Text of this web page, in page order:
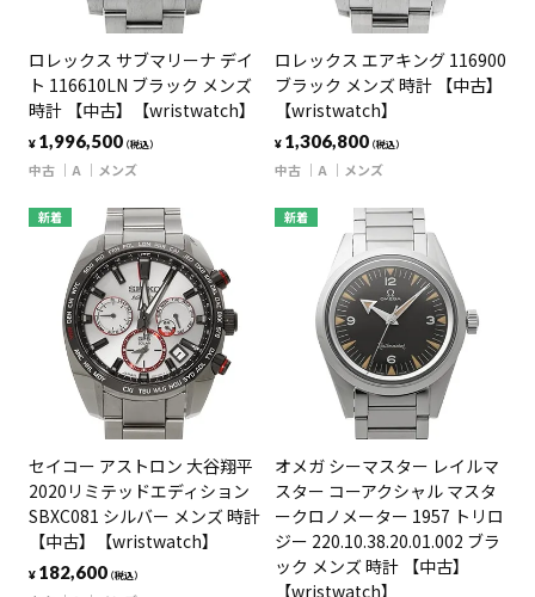
ロレックス サブマリーナ デイ
ト 116610LN ブラック メンズ
時計 【中古】【wristwatch】
¥ 1,996,500（税込）
中古 A メンズ
ロレックス エアキング 116900
ブラック メンズ 時計 【中古】
【wristwatch】
¥ 1,306,800（税込）
中古 A メンズ
新着
セイコー アストロン 大谷翔平
2020リミテッドエディション
SBXC081 シルバー メンズ 時計
【中古】【wristwatch】
¥ 182,600（税込）
新着
オメガ シーマスター レイルマ
スター コーアクシャル マスタ
ークロノメーター 1957 トリロ
ジー 220.10.38.20.01.002 ブラ
ック メンズ 時計 【中古】
【wristwatch】